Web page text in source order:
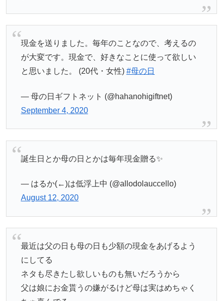
現金を送りました。毎年のことなので、考えるの
が大変です。現金で、好きなことに使って欲しい
と思いました。 (20代・女性) #母の日
— 母の日ギフトネット (@hahanohigiftnet)
September 4, 2020
誕生日とか母の日とかは毎年現金贈る✨
— はるか(←)は低浮上中 (@allodolauccello)
August 12, 2020
最近は父の日も母の日も少額の現金をあげるよう
にしてる
ネタも尽きたし欲しいものも無いだろうから
父は娘にお金貰うの嫌がるけど母は実はめちゃく